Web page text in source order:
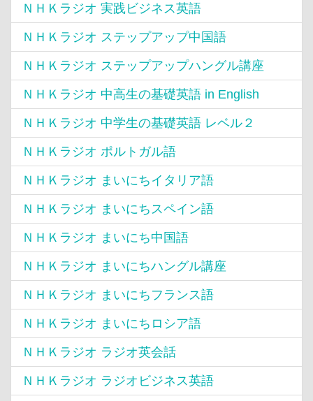
ＮＨＫラジオ 実践ビジネス英語
ＮＨＫラジオ ステップアップ中国語
ＮＨＫラジオ ステップアップハングル講座
ＮＨＫラジオ 中高生の基礎英語 in English
ＮＨＫラジオ 中学生の基礎英語 レベル２
ＮＨＫラジオ ポルトガル語
ＮＨＫラジオ まいにちイタリア語
ＮＨＫラジオ まいにちスペイン語
ＮＨＫラジオ まいにち中国語
ＮＨＫラジオ まいにちハングル講座
ＮＨＫラジオ まいにちフランス語
ＮＨＫラジオ まいにちロシア語
ＮＨＫラジオ ラジオ英会話
ＮＨＫラジオ ラジオビジネス英語